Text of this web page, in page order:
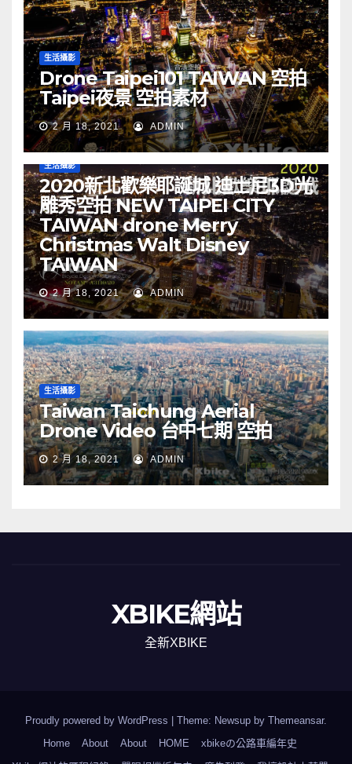
生活攝影
Drone Taipei101 TAIWAN 空拍
Taipei夜景 空拍素材
2 月 18, 2021 ADMIN
生活攝影
2020新北歡樂耶誕城 迪士尼3D光
雕秀空拍 NEW TAIPEI CITY
TAIWAN drone Merry
Christmas Walt Disney
TAIWAN
2 月 18, 2021 ADMIN
生活攝影
Taiwan Taichung Aerial
Drone Video 台中七期 空拍
2 月 18, 2021 ADMIN
XBIKE網站
全新XBIKE
Proudly powered by WordPress Theme: Newsup by Themeansar.
Home
About About HOME
xbikeの公路車編年史